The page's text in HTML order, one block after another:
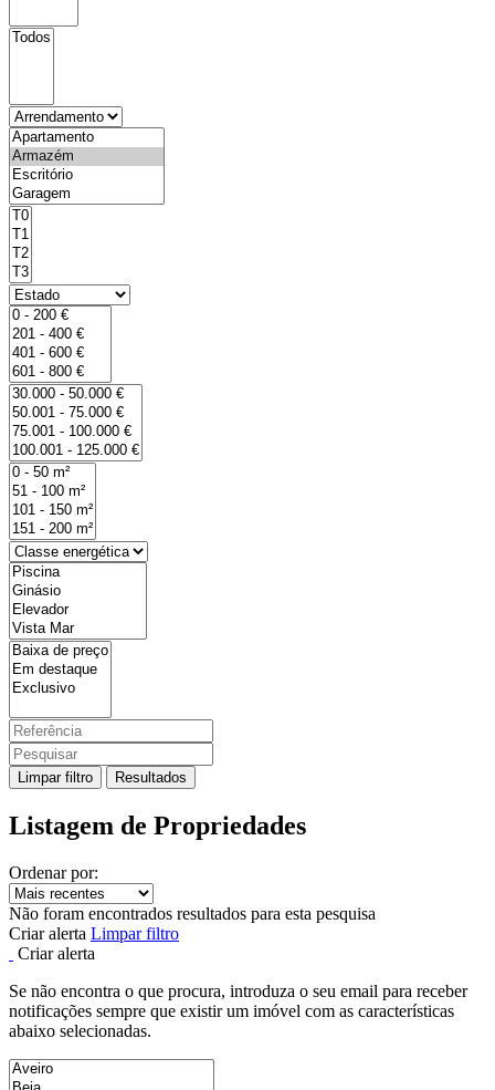
Limpar filtro Resultados
Listagem de Propriedades
Ordenar por:
Não foram encontrados resultados para esta pesquisa
Criar alerta Limpar filtro
Criar alerta
Se não encontra o que procura, introduza o seu email para receber
notificações sempre que existir um imóvel com as características
abaixo selecionadas.